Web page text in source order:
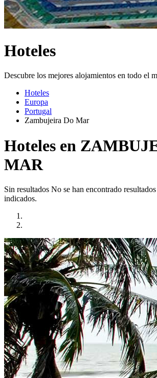
Hoteles
Descubre los mejores alojamientos en todo el
Hoteles
Europa
Portugal
Zambujeira Do Mar
Hoteles en
MAR
Sin resultados No se han encontrado
indicados.